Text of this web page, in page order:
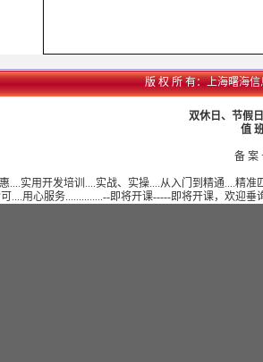
版 权 所 有：上海曙海信
双休日、节假
值
备 案
....实用开发培训....实战、实操....从入门到精通....精
....用心服务..............--即将开课-----即将开课，欢迎垂询